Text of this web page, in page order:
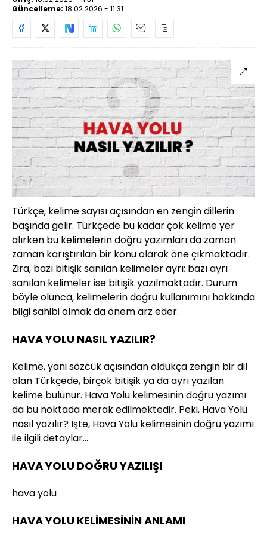
Güncelleme: 18.02.2026 - 11:31
Türkçe, kelime sayısı açısından en zengin dillerin
başında gelir. Türkçede bu kadar çok kelime yer
alırken bu kelimelerin doğru yazımları da zaman
zaman karıştırılan bir konu olarak öne çıkmaktadır.
Zira, bazı bitişik sanılan kelimeler ayrı; bazı ayrı
sanılan kelimeler ise bitişik yazılmaktadır. Durum
böyle olunca, kelimelerin doğru kullanımını hakkında
bilgi sahibi olmak da önem arz eder.
HAVA YOLU NASIL YAZILIR?
Kelime, yani sözcük açısından oldukça zengin bir dil
olan Türkçede, birçok bitişik ya da ayrı yazılan
kelime bulunur. Hava Yolu kelimesinin doğru yazımı
da bu noktada merak edilmektedir. Peki, Hava Yolu
nasıl yazılır? İşte, Hava Yolu kelimesinin doğru yazımı
ile ilgili detaylar…
HAVA YOLU DOĞRU YAZILIŞI
hava yolu
HAVA YOLU KELİMESİNİN ANLAMI